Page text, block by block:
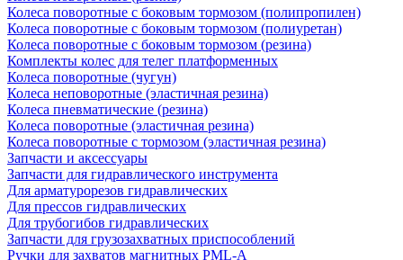
Колеса поворотные c боковым тормозом (полипропилен)
Колеса поворотные c боковым тормозом (полиуретан)
Колеса поворотные c боковым тормозом (резина)
Комплекты колес для телег платформенных
Колеса поворотные (чугун)
Колеса неповоротные (эластичная резина)
Колеса пневматические (резина)
Колеса поворотные (эластичная резина)
Колеса поворотные c тормозом (эластичная резина)
Запчасти и аксессуары
Запчасти для гидравлического инструмента
Для арматурорезов гидравлических
Для прессов гидравлических
Для трубогибов гидравлических
Запчасти для грузозахватных приспособлений
Ручки для захватов магнитных PML-A